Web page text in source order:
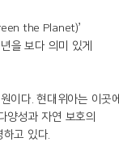
the Planet)’
을 보다 의미 있게
이다. 현대위아는 이곳에
양성과 자연 보호의
고 있다.